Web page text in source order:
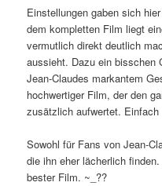
Einstellungen gaben sich
dem kompletten Film liegt
vermutlich direkt deutlich
aussieht. Dazu ein bisschen
Jean-Claudes markantem
hochwertiger Film, der den
zusätzlich aufwertet.
Sowohl für Fans von Jean-
die ihn eher lächerlich
bester Film. ~_??